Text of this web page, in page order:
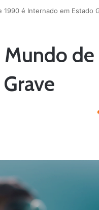
é Internado em Estado
de